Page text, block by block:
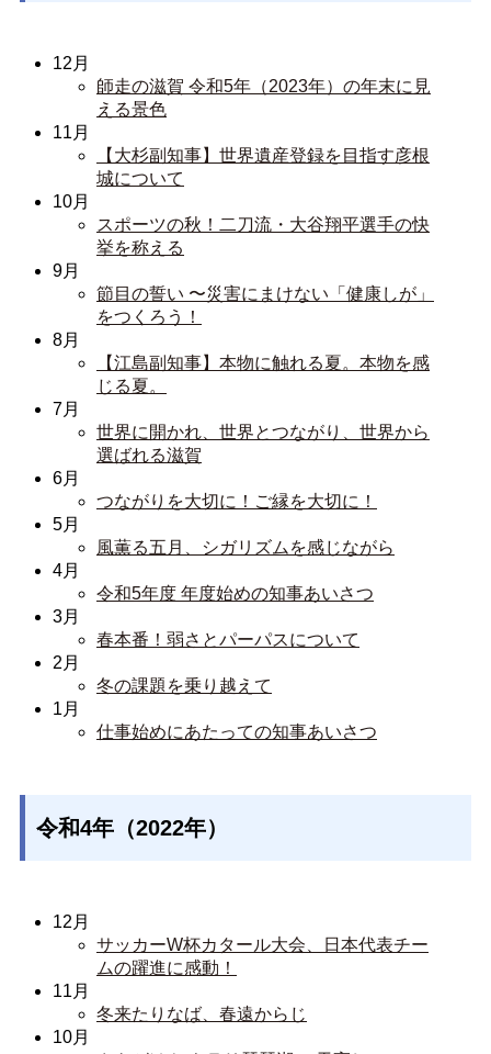
12月
師走の滋賀 令和5年（2023年）の年末に見
える景色
11月
【大杉副知事】世界遺産登録を目指す彦根
城について
10月
スポーツの秋！二刀流・大谷翔平選手の快
挙を称える
9月
節目の誓い 〜災害にまけない「健康しが」
をつくろう！
8月
【江島副知事】本物に触れる夏。本物を感
じる夏。
7月
世界に開かれ、世界とつながり、世界から
選ばれる滋賀
6月
つながりを大切に！ご縁を大切に！
5月
風薫る五月、シガリズムを感じながら
4月
令和5年度 年度始めの知事あいさつ
3月
春本番！弱さとパーパスについて
2月
冬の課題を乗り越えて
1月
仕事始めにあたっての知事あいさつ
令和4年（2022年）
12月
サッカーW杯カタール大会、日本代表チー
ムの躍進に感動！
11月
冬来たりなば、春遠からじ
10月